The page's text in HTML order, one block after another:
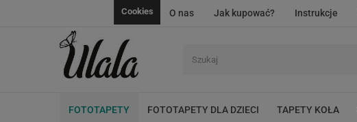
O nas Jak kupować? Instrukcje
Cookies
FOTOTAPETY FOTOTAPETY DLA DZIECI TAPETY KOŁA